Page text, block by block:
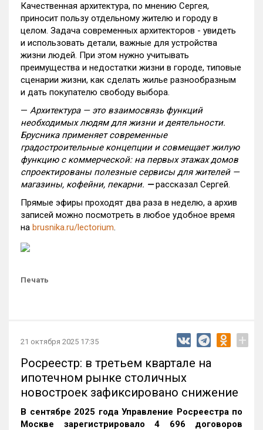
Качественная архитектура, по мнению Сергея,
приносит пользу отдельному жителю и городу в
целом. Задача современных архитекторов - увидеть
и использовать детали, важные для устройства
жизни людей. При этом нужно учитывать
преимущества и недостатки жизни в городе, типовые
сценарии жизни, как сделать жилье разнообразным
и дать покупателю свободу выбора.
— Архитектура — это взаимосвязь функций
необходимых людям для жизни и деятельности.
Брусника применяет современные
градостроительные концепции и совмещает жилую
функцию с коммерческой: на первых этажах домов
спроектированы полезные сервисы для жителей —
магазины, кофейни, пекарни. —рассказал Сергей.
Прямые эфиры проходят два раза в неделю, а архив
записей можно посмотреть в любое удобное время
на brusnika.ru/lectorium.
Печать
21 октября 2025 17:35 +
Росреестр: в третьем квартале на
ипотечном рынке столичных
новостроек зафиксировано снижение
В сентябре 2025 года Управление Росреестра по
Москве зарегистрировало 4 696 договоров